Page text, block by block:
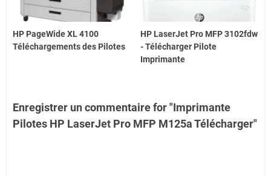
HP PageWide XL 4100
Téléchargements des Pilotes
HP LaserJet Pro MFP 3102fdw
- Télécharger Pilote
Imprimante
Enregistrer un commentaire for "Imprimante
Pilotes HP LaserJet Pro MFP M125a Télécharger"